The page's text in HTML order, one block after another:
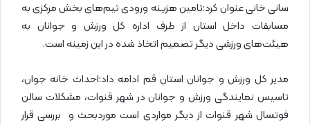
سانی خانی عنوان کرد:تامین هزینه ورودی تیم‌های بخش مرکزی به
مسابقات داخل استان از طرف اداره کل ورزش و جوانان به
هیئت‌های ورزشی دیگر تصمیم اتخاذ شده در این زمینه است.
مدیر کل ورزش و جوانان استان قم ادامه داد:احداث خانه جوان،
تاسیس نمایندگی ورزش و جوانان در شهر قنوات، مشکلات سالن
فوتسال شهر قنوات از دیگر مواردی است موردبحث و بررسی قرار